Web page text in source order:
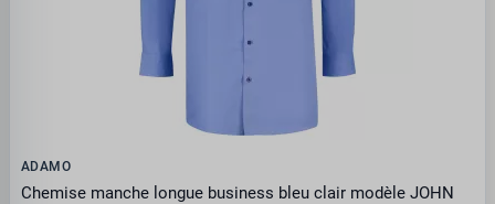
ADAMO
Chemise manche longue business bleu clair modèle JOHN